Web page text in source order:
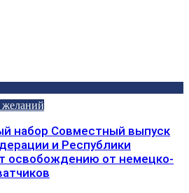
желаний
набор Совместный выпуск
и Республики
освобождению от немецко-